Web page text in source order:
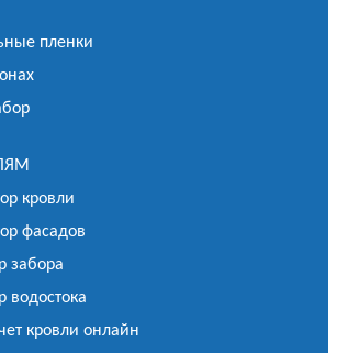
пленки
кровли
фасадов
забора
водостока
кровли онлайн